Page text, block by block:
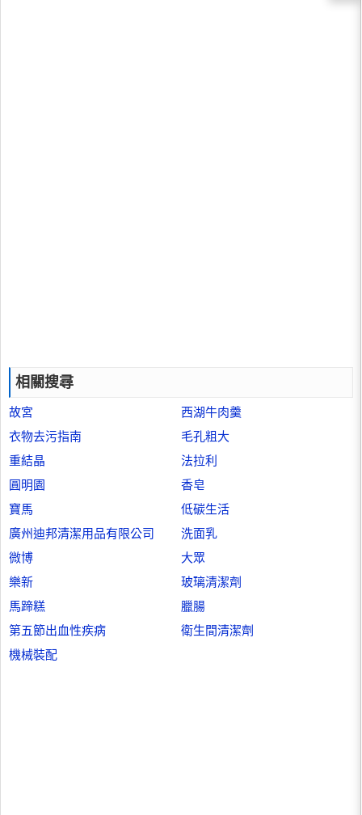
相關搜尋
故宮
西湖牛肉羹
衣物去污指南
毛孔粗大
重結晶
法拉利
圓明園
香皂
寶馬
低碳生活
廣州迪邦清潔用品有限公司
洗面乳
微博
大眾
樂新
玻璃清潔劑
馬蹄糕
臘腸
第五節出血性疾病
衛生間清潔劑
機械裝配